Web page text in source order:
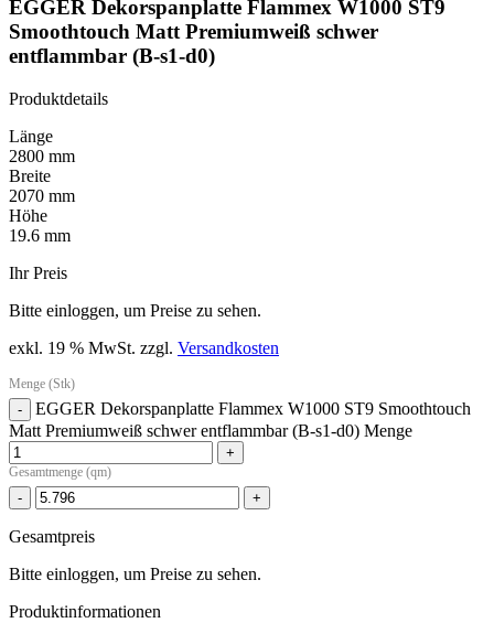
EGGER Dekorspanplatte Flammex W1000 ST9
Smoothtouch Matt Premiumweiß schwer
entflammbar (B-s1-d0)
Produktdetails
Länge
2800 mm
Breite
2070 mm
Höhe
19.6 mm
Ihr Preis
Bitte einloggen, um Preise zu sehen.
exkl. 19 % MwSt. zzgl. Versandkosten
Menge (Stk)
-
EGGER Dekorspanplatte Flammex W1000 ST9 Smoothtouch
Matt Premiumweiß schwer entflammbar (B-s1-d0) Menge
+
Gesamtmenge (qm)
- +
Gesamtpreis
Bitte einloggen, um Preise zu sehen.
Produktinformationen